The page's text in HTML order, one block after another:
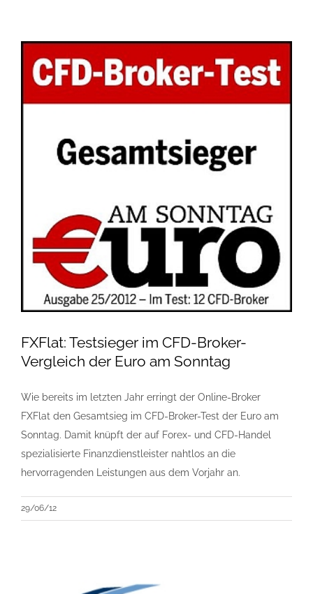
FXFlat: Testsieger im CFD-Broker-
Vergleich der Euro am Sonntag
Wie bereits im letzten Jahr erringt der Online-Broker
FXFlat den Gesamtsieg im CFD-Broker-Test der Euro am
Sonntag. Damit knüpft der auf Forex- und CFD-Handel
spezialisierte Finanzdienstleister nahtlos an die
hervorragenden Leistungen aus dem Vorjahr an.
29/06/12